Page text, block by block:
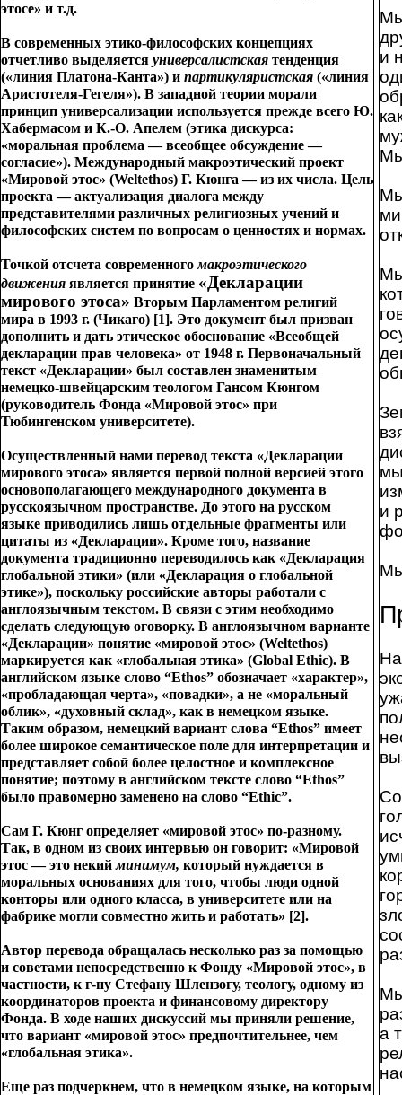
этосе» и т.д.
В современных этико-философских концепциях
отчетливо выделяется универсалистская тенденция
(«линия Платона-Канта») и партикуляристская («линия
Аристотеля-Гегеля»). В западной теории морали
принцип универсализации используется прежде всего Ю.
Хабермасом и К.-О. Апелем (этика дискурса:
«моральная проблема — всеобщее обсуждение —
согласие»). Международный макроэтический проект
«Мировой этос» (Weltethos) Г. Кюнга — из их числа. Цель
проекта — актуализация диалога между
представителями различных религиозных учений и
философских систем по вопросам о ценностях и нормах.
Точкой отсчета современногомакроэтического
движения является принятие «Декларации
мирового этоса» Вторым Парламентом религий
мира в 1993 г. (Чикаго) [1]. Это документ был призван
дополнить и дать этическое обоснование «Всеобщей
декларации прав человека» от 1948 г. Первоначальный
текст «Декларации» был составлен знаменитым
немецко-швейцарским теологом Гансом Кюнгом
(руководитель Фонда «Мировой этос» при
Тюбингенском университете).
Осуществленный нами перевод текста «Декларации
мирового этоса» является первой полной версией этого
основополагающего международного документа в
русскоязычном пространстве. До этого на русском
языке приводились лишь отдельные фрагменты или
цитаты из «Декларации». Кроме того, название
документа традиционно переводилось как «Декларация
глобальной этики» (или «Декларация о глобальной
этике»), поскольку российские авторы работали с
англоязычным текстом. В связи с этим необходимо
сделать следующую оговорку. В англоязычном варианте
«Декларации» понятие «мировой этос» (Weltethos)
маркируется как «глобальная этика» (Global Ethic). В
английском языке слово “Ethos” обозначает «характер»,
«пробладающая черта», «повадки», а не «моральный
облик», «духовный склад», как в немецком языке.
Таким образом, немецкий вариант слова “Ethos” имеет
более широкое семантическое поле для интерпретации и
представляет собой более целостное и комплексное
понятие; поэтому в английском тексте слово “Ethos”
было правомерно заменено на слово “Ethic”.
Сам Г. Кюнг определяет «мировой этос» по-разному.
Так, в одном из своих интервью он говорит: «Мировой
этос — это некийминимум, который нуждается в
моральных основаниях для того, чтобы люди одной
конторы или одного класса, в университете или на
фабрике могли совместно жить и работать» [2].
Автор перевода обращалась несколько раз за помощью
и советами непосредственно к Фонду «Мировой этос», в
частности, к г-ну Стефану Шлензогу, теологу, одному из
координаторов проекта и финансовому директору
Фонда. В ходе наших дискуссий мы приняли решение,
что вариант «мировой этос» предпочтительнее, чем
«глобальная этика».
Еще раз подчеркнем, что в немецком языке, на которым
и
и
а